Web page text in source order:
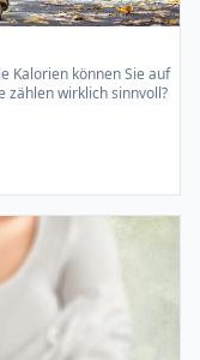
Kalorien können Sie auf
zählen wirklich sinnvoll?